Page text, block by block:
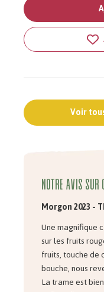
Voir
Notre avis sur
Morgon 2023-
Une magnifique
sur les fruits
fruits, touche de
bouche, nous
La trame est